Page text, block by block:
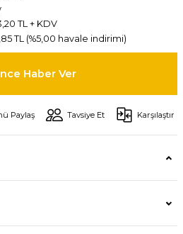
TL + KDV
TL (%5,00 havale indirimi)
Haber Ver
Paylaş Tavsiye Et Karşılaştır